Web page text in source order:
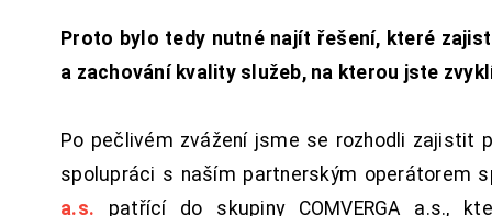
Proto bylo tedy nutné najít řešení, které
a zachování kvality služeb, na kterou jste
Po pečlivém zvážení jsme se rozhodli zajistit
spolupráci s naším partnerským operátorem
a.s. patřící do skupiny COMVERGA a.s.,